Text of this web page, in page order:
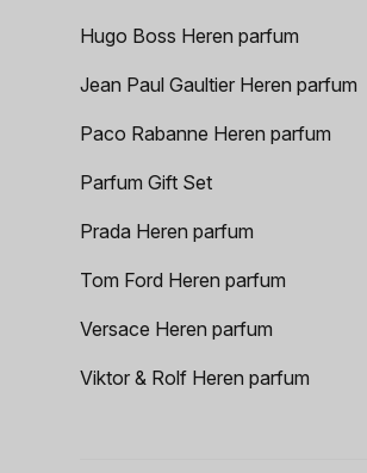
Hugo Boss Heren parfum
Jean Paul Gaultier Heren parfum
Paco Rabanne Heren parfum
Parfum Gift Set
Prada Heren parfum
Tom Ford Heren parfum
Versace Heren parfum
Viktor & Rolf Heren parfum